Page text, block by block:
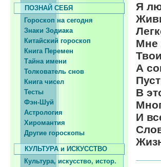
ПОЗНАЙ СЕБЯ
Гороскоп на сегодня
Знаки Зодиака
Китайский гороскоп
Книга Перемен
Тайна имени
Толкователь снов
Книга чисел
Тесты
Фэн-Шуй
Астрология
Хиромантия
Другие гороскопы
КУЛЬТУРА и ИСКУССТВО
Культура, искусство, истор.
Я
Мне
А
В
И